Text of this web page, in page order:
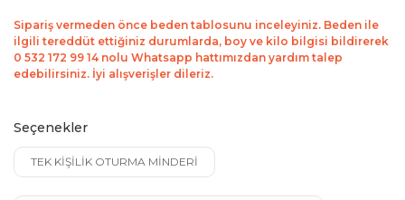
Sipariş vermeden önce beden tablosunu inceleyiniz. Beden ile
ilgili tereddüt ettiğiniz durumlarda, boy ve kilo bilgisi bildirerek
0 532 172 99 14 nolu Whatsapp hattımızdan yardım talep
edebilirsiniz. İyi alışverişler dileriz.
Seçenekler
TEK KİŞİLİK OTURMA MİNDERİ